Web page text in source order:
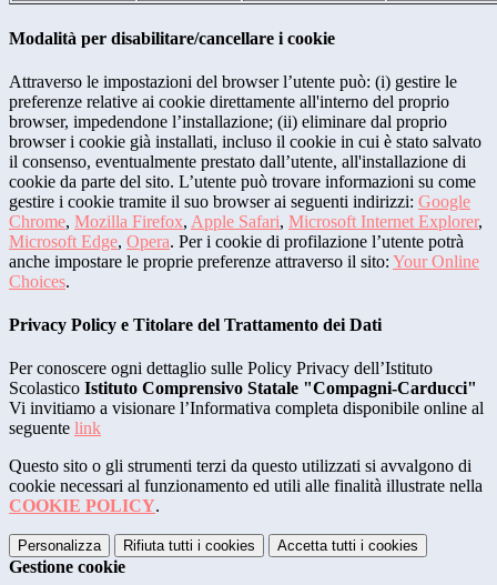
Modalità per disabilitare/cancellare i cookie
Attraverso le impostazioni del browser l’utente può: (i) gestire le
preferenze relative ai cookie direttamente all'interno del proprio
browser, impedendone l’installazione; (ii) eliminare dal proprio
browser i cookie già installati, incluso il cookie in cui è stato salvato
il consenso, eventualmente prestato dall’utente, all'installazione di
cookie da parte del sito. L’utente può trovare informazioni su come
gestire i cookie tramite il suo browser ai seguenti indirizzi: Google
Chrome, Mozilla Firefox, Apple Safari, Microsoft Internet Explorer,
Microsoft Edge, Opera. Per i cookie di profilazione l’utente potrà
anche impostare le proprie preferenze attraverso il sito: Your Online
Choices.
Privacy Policy e Titolare del Trattamento dei Dati
Per conoscere ogni dettaglio sulle Policy Privacy dell’Istituto
Scolastico Istituto Comprensivo Statale "Compagni-Carducci"
Vi invitiamo a visionare l’Informativa completa disponibile online al
seguente link
Questo sito o gli strumenti terzi da questo utilizzati si avvalgono di
cookie necessari al funzionamento ed utili alle finalità illustrate nella
COOKIE POLICY.
Personalizza Rifiuta tutti i cookies Accetta tutti i cookies
Gestione cookie